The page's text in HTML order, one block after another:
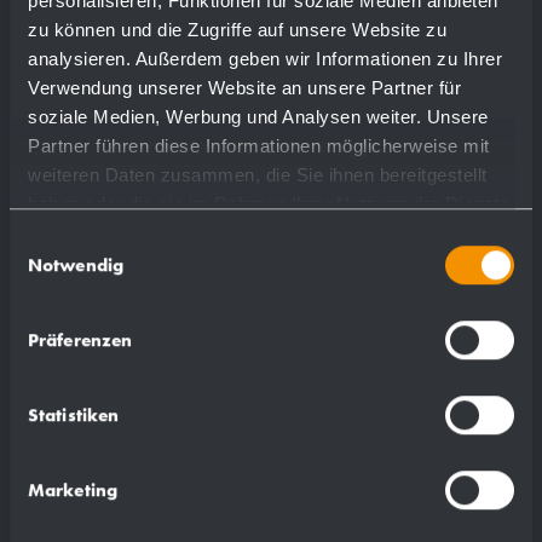
zu können und die Zugriffe auf unsere Website zu
analysieren. Außerdem geben wir Informationen zu Ihrer
Verwendung unserer Website an unsere Partner für
soziale Medien, Werbung und Analysen weiter. Unsere
Partner führen diese Informationen möglicherweise mit
weiteren Daten zusammen, die Sie ihnen bereitgestellt
haben oder die sie im Rahmen Ihrer Nutzung der Dienste
Notwendig
Präferenzen
Statistiken
Marketing
plus de détails